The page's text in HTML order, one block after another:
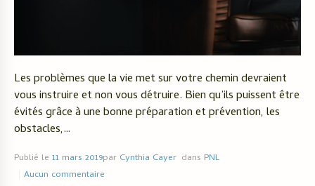
Les problèmes que la vie met sur votre chemin devraient
vous instruire et non vous détruire. Bien qu’ils puissent être
évités grâce à une bonne préparation et prévention, les
obstacles,…
Publié le 11 mars 2019par Cynthia Cayer dans PNL
Aucun commentaire